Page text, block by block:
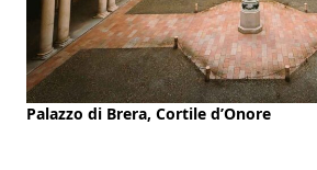
Palazzo di Brera, Cortile d’Onore